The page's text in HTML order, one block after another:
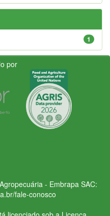
1
por
- Embrapa SAC:
fale-conosco